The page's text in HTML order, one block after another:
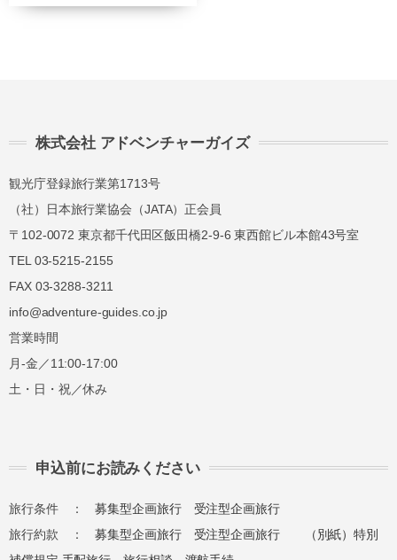
株式会社 アドベンチャーガイズ
観光庁登録旅行業第1713号
（社）日本旅行業協会（JATA）正会員
〒102-0072 東京都千代田区飯田橋2-9-6 東西館ビル本館43号室
TEL 03-5215-2155
FAX 03-3288-3211
info@adventure-guides.co.jp
営業時間
月-金／11:00-17:00
土・日・祝／休み
申込前にお読みください
旅行条件 ：募集型企画旅行
受注型企画旅行
旅行約款 ：募集型企画旅行 受注型企画旅行
（別紙）特別